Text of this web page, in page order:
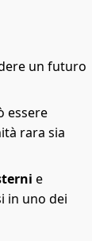
un futuro
essere
rara sia
e
in uno dei